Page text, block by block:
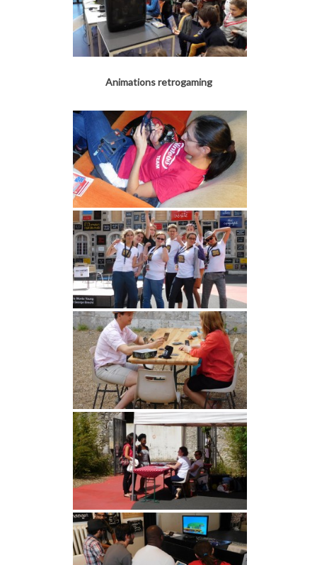
Animations retrogaming